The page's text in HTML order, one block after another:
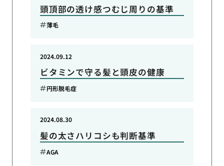
頭頂部の透け感つむじ周りの基準
薄毛
ビタミンで守る髪と頭皮の健康
2024.09.12
円形脱毛症
髪の太さハリコシも判断基準
2024.08.30
AGA